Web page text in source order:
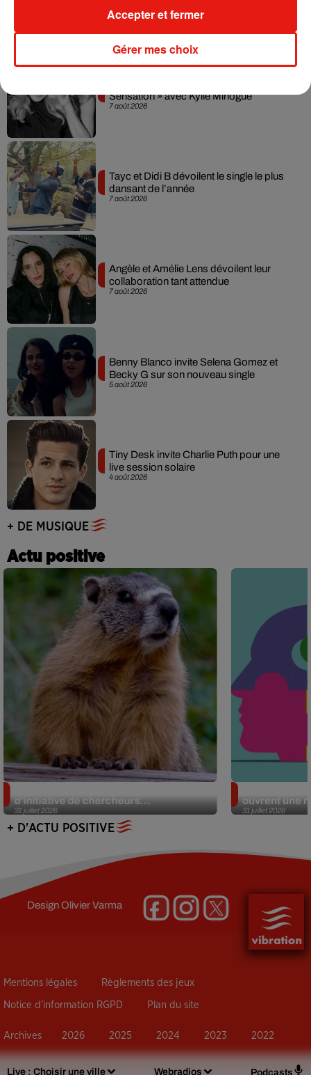
Live : Choisir une ville Webradios Podcasts
7 août 2026
7 août 2026
Sensation » avec Kylie Minogue
7 août 2026
Tayc et Didi B dévoilent le single le plus
dansant de l’année
7 août 2026
Angèle et Amélie Lens dévoilent leur
collaboration tant attendue
5 août 2026
Benny Blanco invite Selena Gomez et
Becky G sur son nouveau single
4 août 2026
Tiny Desk invite Charlie Puth pour une
live session solaire
+ DE MUSIQUE
Actu positive
31 juillet 2026
d’initiative de chercheurs...
31 juillet 2026
ouvrent une
+ D'ACTU POSITIVE
DesignOlivier Varma
Mentions légales Règlements des jeux
Notice d’information RGPD Plan du site
Archives 2026 2025 2024 2023 2022
Gérer mes choix
Accepter et fermer